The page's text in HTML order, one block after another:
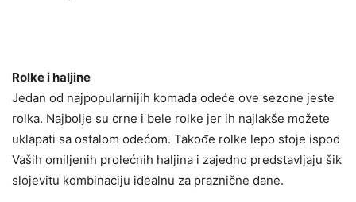
Rolke i haljine
Jedan od najpopularnijih komada odeće ove sezone jeste
rolka. Najbolje su crne i bele rolke jer ih najlakše možete
uklapati sa ostalom odećom. Takođe rolke lepo stoje ispod
Vaših omiljenih prolećnih haljina i zajedno predstavljaju šik
slojevitu kombinaciju idealnu za praznične dane.